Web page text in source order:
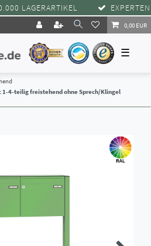
LAGERARTIKEL
0,00 EUR
☰
1-4-teilig freistehend ohne Sprech/Klingel